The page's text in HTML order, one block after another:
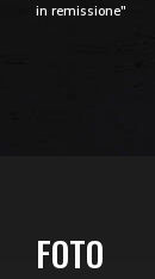
in remissione"
FOTO